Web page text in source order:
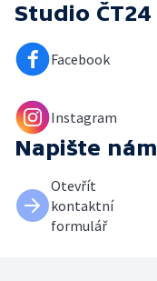
Studio ČT24
Facebook
Instagram
Napište nám
Otevřít
kontaktní
formulář